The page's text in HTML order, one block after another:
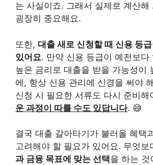
는 사실이죠. 그래서 실제로 계산해
굉장히 중요해요.
또한, 대출 새로 신청할 때 신용 등
있어요. 만약 신용 등급이 예전보다
높은 금리로 대출을 받을 가능성이
에, 항상 신용 관리에 신경을 써야
신청 시 필요한 서류도 다시 준비해
운 과정이 따를 수도 있답니다. 😅
결국 대출 갈아타기가 불러올 혜택
고려해야 할 필요가 있어요. 무엇보
과 금융 목표에 맞는 선택을 하는 것